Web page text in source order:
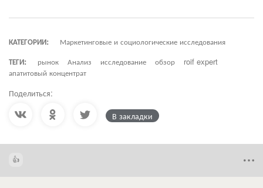
КАТЕГОРИИ:
Маркетинговые и социологические исследования
ТЕГИ:
рынок Анализ исследование обзор
roif expert
апатитовый концентрат
Поделиться:
В закладки